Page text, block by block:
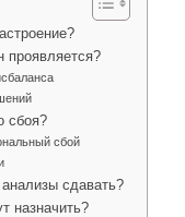
проявляется?
сбоя?
сбой
сдавать?
назначить?